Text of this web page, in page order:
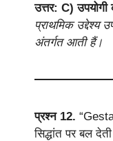
उत्तर: C) उपयोगी
प्राथमिक उद्देश्य
अंतर्गत आती हैं।
प्रश्न 12.
सिद्धांत पर बल